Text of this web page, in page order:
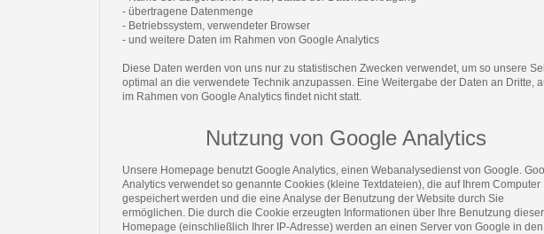
- übertragene Datenmenge
- Betriebssystem, verwendeter Browser
- und weitere Daten im Rahmen von Google Analytics
Diese Daten werden von uns nur zu statistischen Zwecken verwendet, um so unsere
optimal an die verwendete Technik anzupassen. Eine Weitergabe der Daten an Dritte,
im Rahmen von Google Analytics findet nicht statt.
Nutzung von Google Analytics
Unsere Homepage benutzt Google Analytics, einen Webanalysedienst von Google.
Analytics verwendet so genannte Cookies (kleine Textdateien), die auf Ihrem Computer
gespeichert werden und die eine Analyse der Benutzung der Website durch Sie
ermöglichen. Die durch die Cookie erzeugten Informationen über Ihre Benutzung dieser
Homepage (einschließlich Ihrer IP-Adresse) werden an einen Server von Google in